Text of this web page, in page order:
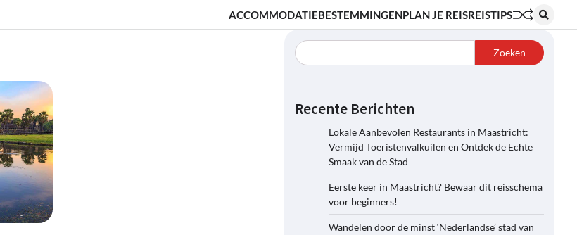
ACCOMMODATIEBESTEMMINGENPLAN JE REISREISTIPS
Zoeken
Recente Berichten
Lokale Aanbevolen Restaurants in Maastricht:
Vermijd Toeristenvalkuilen en Ontdek de Echte
Smaak van de Stad
Eerste keer in Maastricht? Bewaar dit reisschema
voor beginners!
Wandelen door de minst ‘Nederlandse’ stad van